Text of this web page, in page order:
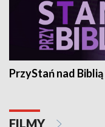
PrzyStań nad Biblią
FILMY